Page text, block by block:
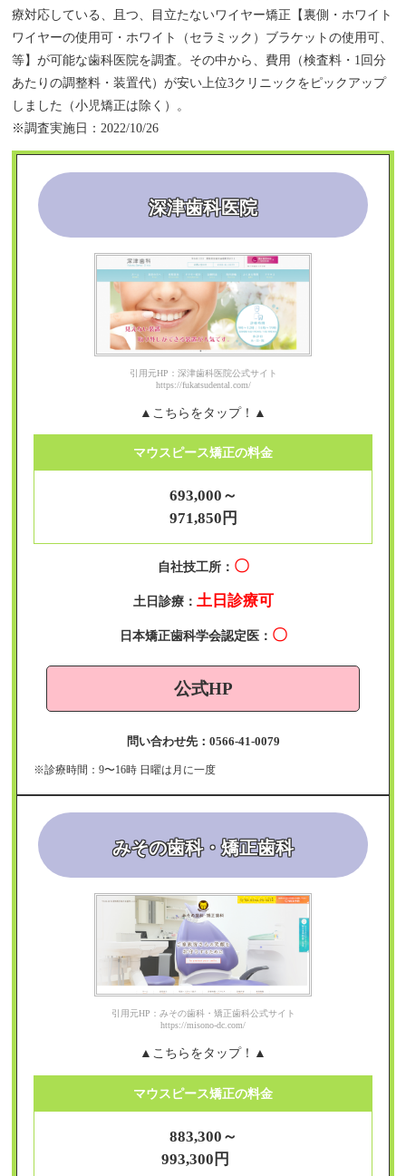
療対応している、且つ、目立たないワイヤー矯正【裏側・ホワイト
ワイヤーの使用可・ホワイト（セラミック）ブラケットの使用可、
等】が可能な歯科医院を調査。その中から、費用（検査料・1回分
あたりの調整料・装置代）が安い上位3クリニックをピックアップ
しました（小児矯正は除く）。
※調査実施日：2022/10/26
深津歯科医院
引用元HP：深津歯科医院公式サイト
https://fukatsudental.com/
▲こちらをタップ！▲
マウスピース矯正の料金
693,000～
971,850円
自社技工所： 〇
土日診療： 土日診療可
日本矯正歯科学会認定医： 〇
公式HP
問い合わせ先：0566-41-0079
※診療時間：9〜16時 日曜は月に一度
みその歯科・矯正歯科
引用元HP：みその歯科・矯正歯科公式サイト
https://misono-dc.com/
▲こちらをタップ！▲
マウスピース矯正の料金
883,300～
993,300円